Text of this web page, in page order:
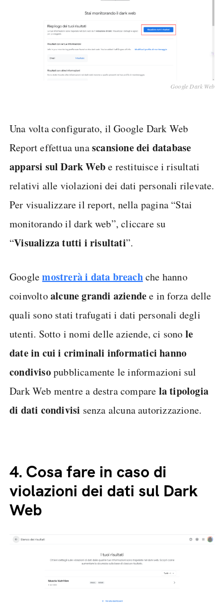
Google Dark Web
Una volta configurato, il Google Dark Web
Report effettua unascansione dei database
apparsi sul Dark Webe restituisce i risultati
relativi alle violazioni dei dati personali rilevate.
Per visualizzare il report, nella pagina “Stai
monitorando il dark web”, cliccare su
“Visualizza tutti i risultati”.
Googlemostrerà i data breachche hanno
coinvoltoalcune grandi aziendee in forza delle
quali sono stati trafugati i dati personali degli
utenti. Sotto i nomi delle aziende, ci sono le
date in cui i criminali informatici hanno
condivisopubblicamente le informazioni sul
Dark Web mentre a destra compare la tipologia
di dati condivisi senza alcuna autorizzazione.
4. Cosa fare in caso di
violazioni dei dati sul Dark
Web